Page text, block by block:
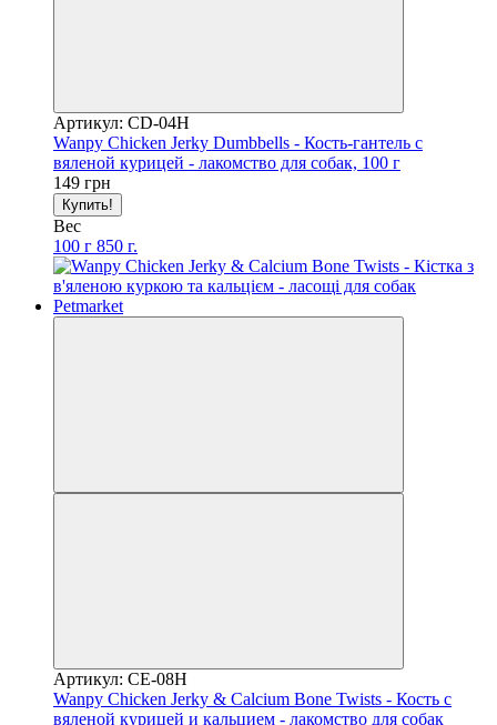
Артикул: CD-04H
Wanpy Chicken Jerky Dumbbells - Кость-гантель с
вяленой курицей - лакомство для собак, 100 г
149 грн
Купить!
Вес
100 г 850 г.
Артикул: CE-08H
Wanpy Chicken Jerky & Calcium Bone Twists - Кость с
вяленой курицей и кальцием - лакомство для собак